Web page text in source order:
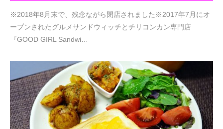
※2018年8月末で、残念ながら閉店されました※2017年7月にオ
ープンされたグルメサンドウィッチとチリコンカン専門店
『GOOD GIRL Sandwi…